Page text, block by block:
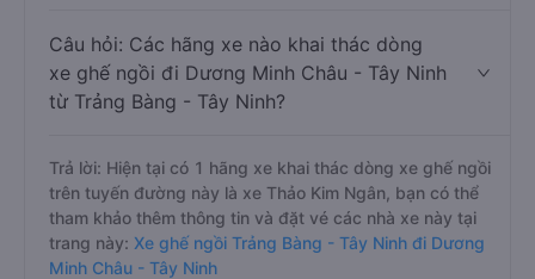
Câu hỏi: Các hãng xe nào khai thác dòng
xe ghế ngồi đi Dương Minh Châu - Tây Ninh
từ Trảng Bàng - Tây Ninh?
Trả lời: Hiện tại có 1 hãng xe khai thác dòng xe ghế ngồi
trên tuyến đường này là xe Thảo Kim Ngân, bạn có thể
tham khảo thêm thông tin và đặt vé các nhà xe này tại
trang này: Xe ghế ngồi Trảng Bàng - Tây Ninh đi Dương
Minh Châu - Tây Ninh